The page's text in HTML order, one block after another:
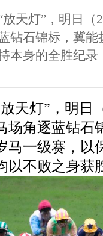
天灯”，明日（
钻石锦标，冀
本身的全胜纪
天灯”，明日
场角逐蓝钻石
马一级赛，以
以不败之身获